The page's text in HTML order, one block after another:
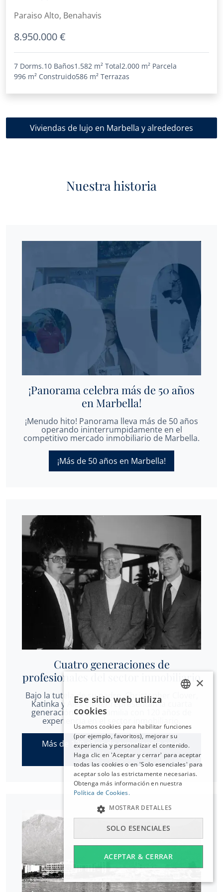
Paraiso Alto, Benahavis
8.950.000 €
7 Dorms.10 Baños1.582 m² Total2.000 m² Parcela
996 m² Construido586 m² Terrazas
Viviendas de lujo en Marbella y alrededores
Nuestra historia
¡Panorama celebra más de 50 años
en Marbella!
¡Menudo hito! Panorama lleva más de 50 años
operando ininterrumpidamente en el
competitivo mercado inmobiliario de Marbella.
¡Más de 50 años en Marbella!
Cuatro generaciones de
profesionales del sector inmobiliario
Bajo la tutela de su padre, Christopher Clover,
Katinka y Alex Clover representan la cuarta
generación de una familia con 120 años de
experiencia en el sector inmobiliario.
Más de 120 años de experiencia en el
sector inmobiliario
DEUTSCH
FRANÇAIS
NEDERLANDS
×
Ese sitio web utiliza
cookies
Usamos cookies para habilitar funciones
(por ejemplo, favoritos), mejorar su
experiencia y personalizar el contenido.
Haga clic en 'Aceptar y cerrar' para aceptar
todas las cookies o en 'Solo esenciales' para
aceptar solo las estrictamente necesarias.
Obtenga más información en nuestra
Política de Cookies.
ACEPTAR & CERRAR
SOLO ESENCIALES
MOSTRAR DETALLES